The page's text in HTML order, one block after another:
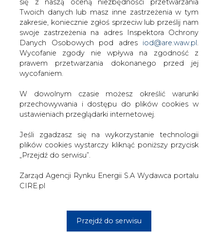
Twoich danych lub masz inne zastrzeżenia w tym
zakresie, koniecznie zgłoś sprzeciw lub prześlij nam
swoje zastrzeżenia na adres Inspektora Ochrony
Danych Osobowych pod adres iod@are.waw.pl
Wycofanie zgody nie wpływa na zgodność z
prawem przetwarzania dokonanego przed jej
wycofaniem.
W dowolnym czasie możesz określić warunki
przechowywania i dostępu do plików cookies w
ustawieniach przeglądarki internetowej.
Jeśli zgadzasz się na wykorzystanie technologii
plików cookies wystarczy kliknąć poniższy przycisk
„Przejdź do serwisu”.
Zarząd Agencji Rynku Energii S.A Wydawca portalu
CIRE.pl
Przejdź do serwisu
energetycznego Eesti Energia wzrosły o
około 27 proc. Jednak wzrost wyniku
EBITDA nie był już tak spektakularny, a
zysku netto spadał o prawie o 33 proc.
Przychody ze sprzedaży estońskiego koncernu
energetycznego Eesti Energia w trzecim kwartale 2018
roku wyniosły 199,7 mln euro i były o 26,7 proc. wyższe niż
Wynik EBITDA grupy w trzecim kwartale wzrósł o 8,1
proc. i osiągnął poziom EUR 58,4 mln euro. Jednak zysk
Jak wynika z informacji Grupy wzrost przychodów Eesti
Energia w trzecim kwartale nastąpił głównie w
sprzedaży ropy łupkowej również wzrosły, podczas gdy
przychody z dystrybucji nieznacznie spadły. Segmenty
natomiast na segment dystrybucji wpływ miały obniżki
taryf, które zostały wprowadzone w lipcu i listopadzie